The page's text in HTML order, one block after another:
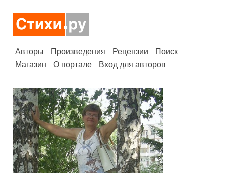
Авторы Произведения Рецензии
Поиск
Магазин
О портале Вход для авторов